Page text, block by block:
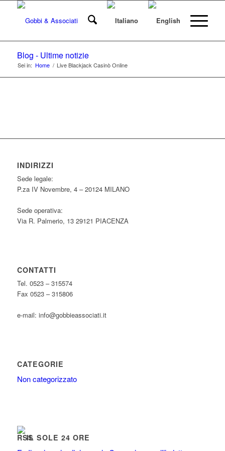
Blog - Ultime notizie
Sei in: Home / Live Blackjack Casinò Online
INDIRIZZI
Sede legale:
P.za IV Novembre, 4 – 20124 MILANO
Sede operativa:
Via R. Palmerio, 13 29121 PIACENZA
CONTATTI
Tel. 0523 – 315574
Fax 0523 – 315806
e-mail: info@gobbieassociati.it
CATEGORIE
Non categorizzato
IL SOLE 24 ORE